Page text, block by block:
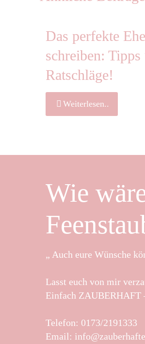
Das perfekte
schreiben: Tipps
Ratschläge!
Weiterlesen..
Wie
„ Auch eure Wünsche
Lasst euch von mir
Einfach ZAUBERHAFT
Telefon: 0173/2191333
Email: